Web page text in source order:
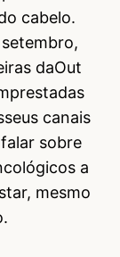
cabelo.
daOut
canais
sobre
a
mesmo